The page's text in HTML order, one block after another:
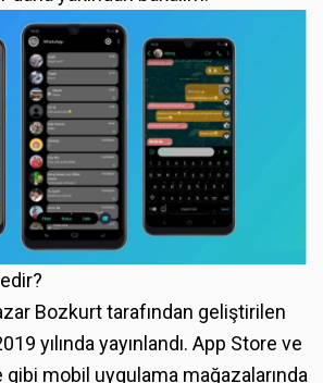
Bozkurt tarafından geliştirilen
yılında yayınlandı. App Store ve
gibi mobil uygulama mağazalarında